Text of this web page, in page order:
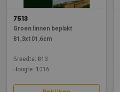
7513
Groen linnen beplakt
81,3x101,6cm
Breedte: 813
Hoogte: 1016